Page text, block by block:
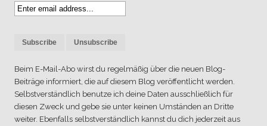
Beim E-Mail-Abo wirst du regelmäßig über die neuen Blog-
Beiträge informiert, die auf diesem Blog veröffentlicht werden.
Selbstverständlich benutze ich deine Daten ausschließlich für
diesen Zweck und gebe sie unter keinen Umständen an Dritte
weiter. Ebenfalls selbstverständlich kannst du dich jederzeit aus